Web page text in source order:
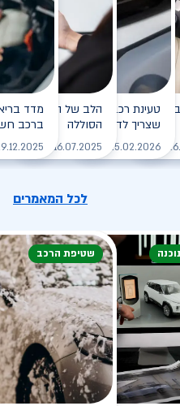
לקריאה
לטעינת רכב
לקריאה
טעינת רכב חשמלי - כל מה
שצריך לדעת
25.02.2026 לקריאה
הלב של הרכב
הסוללה
16.07.2025
ברכב
לכל המאמרים
שטיפת הרכב